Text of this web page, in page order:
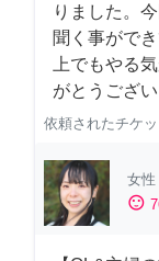
りました。
聞く事がで
上でもやる
がとうござい
依頼されたチケッ
女性
sentiment_satisfied